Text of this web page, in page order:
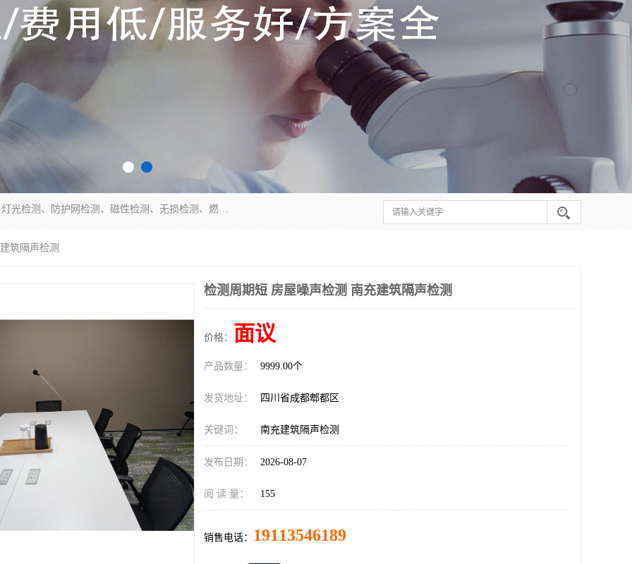
四川纳卡检测服务有限公司主营服务：噪音检测、灯光检测、防护网检测、磁性检测、无损检测、燃烧等级检测；本着严谨、规范的态度严格执行国家现行标准、规范及规程，奉行“科学公正、准确、持续改进、诚信服务”的企业价值和“科学、信誉、服务”的企业宗旨，竭诚为广大客户服务。
筑隔声检测
检测周期短 房屋噪声检测 南充建筑隔声检测
价格： 面议
产品数量： 9999.00个
发货地址： 四川省成都郫都区
关键词： 南充建筑隔声检测
发布日期： 2026-08-07
阅 读 量： 155
销售电话： 19113546189